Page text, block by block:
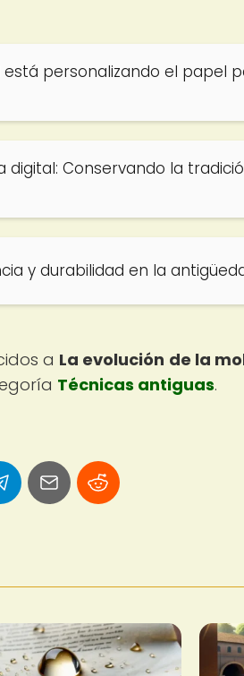
personalizando el papel
digital: Conservando la
y durabilidad en la
a La evolución de la
Técnicas antiguas.